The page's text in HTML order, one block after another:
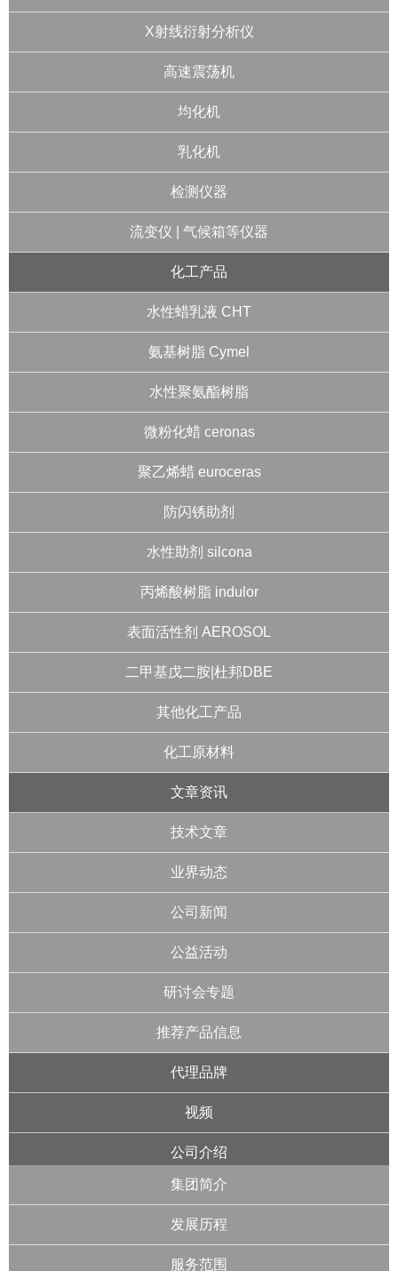
X射线衍射分析仪
高速震荡机
均化机
乳化机
检测仪器
流变仪 | 气候箱等仪器
化工产品
水性蜡乳液 CHT
氨基树脂 Cymel
水性聚氨酯树脂
微粉化蜡 ceronas
聚乙烯蜡 euroceras
防闪锈助剂
水性助剂 silcona
丙烯酸树脂 indulor
表面活性剂 AEROSOL
二甲基戊二胺|杜邦DBE
其他化工产品
化工原材料
文章资讯
技术文章
业界动态
公司新闻
公益活动
研讨会专题
推荐产品信息
代理品牌
视频
公司介绍
集团简介
发展历程
服务范围